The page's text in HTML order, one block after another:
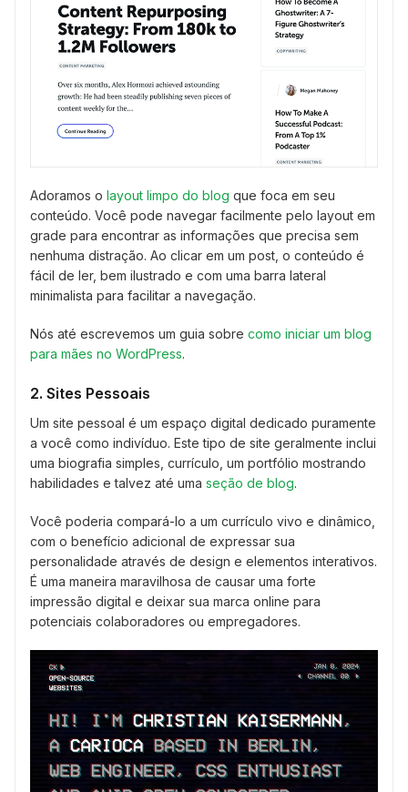
Adoramos o layout limpo do blog que foca em seu
conteúdo. Você pode navegar facilmente pelo layout em
grade para encontrar as informações que precisa sem
nenhuma distração. Ao clicar em um post, o conteúdo é
fácil de ler, bem ilustrado e com uma barra lateral
minimalista para facilitar a navegação.
Nós até escrevemos um guia sobre como iniciar um blog
para mães no WordPress.
2. Sites Pessoais
Um site pessoal é um espaço digital dedicado puramente
a você como indivíduo. Este tipo de site geralmente inclui
uma biografia simples, currículo, um portfólio mostrando
habilidades e talvez até uma seção de blog.
Você poderia compará-lo a um currículo vivo e dinâmico,
com o benefício adicional de expressar sua
personalidade através de design e elementos interativos.
É uma maneira maravilhosa de causar uma forte
impressão digital e deixar sua marca online para
potenciais colaboradores ou empregadores.